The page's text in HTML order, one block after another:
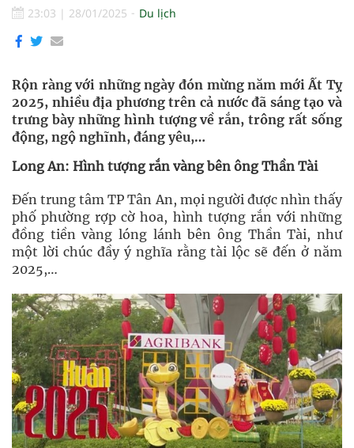
23:03 | 28/01/2025 Du lịch
Rộn ràng với những ngày đón mừng năm mới Ất Tỵ
2025, nhiều địa phương trên cả nước đã sáng tạo và
trưng bày những hình tượng về rắn, trông rất sống
động, ngộ nghĩnh, đáng yêu,…
Long An: Hình tượng rắn vàng bên ông Thần Tài
Đến trung tâm TP Tân An, mọi người được nhìn thấy
phố phường rợp cờ hoa, hình tượng rắn với những
đồng tiền vàng lóng lánh bên ông Thần Tài, như
một lời chúc đầy ý nghĩa rằng tài lộc sẽ đến ở năm
2025,…